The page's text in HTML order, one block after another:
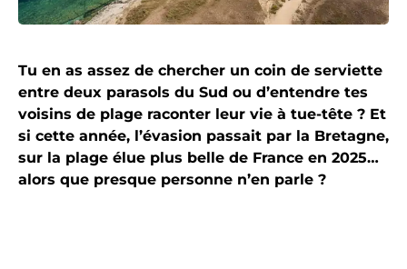
Tu en as assez de chercher un coin de serviette
entre deux parasols du Sud ou d’entendre tes
voisins de plage raconter leur vie à tue-tête ? Et
si cette année, l’évasion passait par la Bretagne,
sur la plage élue plus belle de France en 2025…
alors que presque personne n’en parle ?